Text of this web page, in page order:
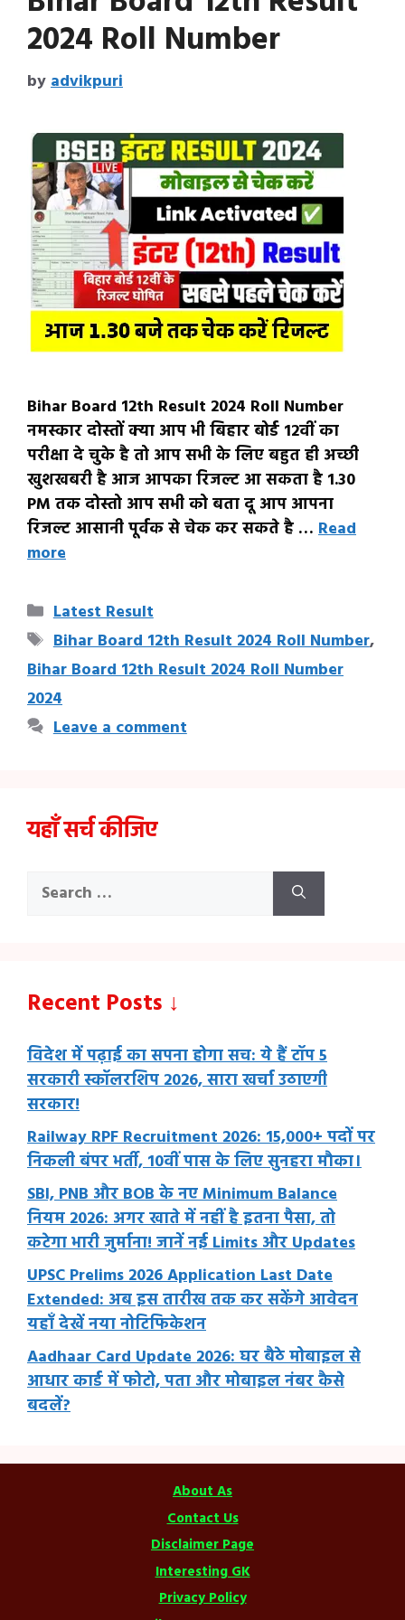
2024 Roll Number
byadvikpuri
Bihar Board 12th Result 2024 Roll Number
नमस्कार दोस्तों क्या आप भी बिहार बोर्ड 12वीं का
परीक्षा दे चुके है तो आप सभी के लिए बहुत ही अच्छी
खुशखबरी है आज आपका रिजल्ट आ सकता है 1.30
PM तक दोस्तो आप सभी को बता दू आप आपना
रिजल्ट आसानी पूर्वक से चेक कर सकते है … Read
more
Categories
Latest Result
Tags
Bihar Board 12th Result 2024 Roll Number,
Bihar Board 12th Result 2024 Roll Number
2024
Leave a comment
यहाँ सर्च कीजिए
Search
Recent Posts ↓
विदेश में पढ़ाई का सपना होगा सच: ये हैं टॉप 5
सरकारी स्कॉलरशिप 2026, सारा खर्चा उठाएगी
सरकार!
Railway RPF Recruitment 2026: 15,000+ पदों पर
निकली बंपर भर्ती, 10वीं पास के लिए सुनहरा मौका।
SBI, PNB और BOB के नए Minimum Balance
नियम 2026: अगर खाते में नहीं है इतना पैसा, तो
कटेगा भारी जुर्माना! जानें नई Limits और Updates
UPSC Prelims 2026 Application Last Date
Extended: अब इस तारीख तक कर सकेंगे आवेदन
यहाँ देखें नया नोटिफिकेशन
Aadhaar Card Update 2026: घर बैठे मोबाइल से
आधार कार्ड में फोटो, पता और मोबाइल नंबर कैसे
बदलें?
About As
Contact Us
Disclaimer Page
Interesting GK
Privacy Policy